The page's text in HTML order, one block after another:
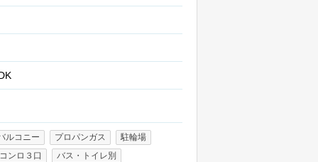
ルコニー プロパンガス
駐輪場
コンロ３口
バス・トイレ別